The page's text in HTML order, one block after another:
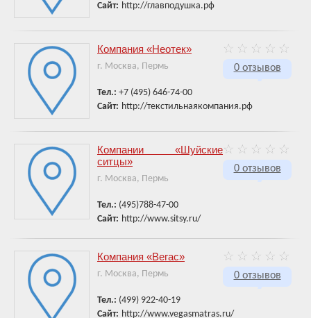
Сайт: http://главподушка.рф
0 отзывов
Компания «Неотек»
г. Москва, Пермь
Тел.: +7 (495) 646-74-00
Сайт: http://текстильнаякомпания.рф
0 отзывов
Компании «Шуйские
ситцы»
г. Москва, Пермь
Тел.: (495)788-47-00
Сайт: http://www.sitsy.ru/
0 отзывов
Компания «Вегас»
г. Москва, Пермь
Тел.: (499) 922-40-19
Сайт: http://www.vegasmatras.ru/